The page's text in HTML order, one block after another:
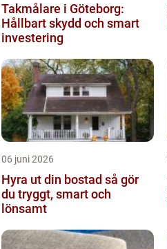
Takmålare i Göteborg:
Hållbart skydd och smart
investering
06 juni 2026
Hyra ut din bostad så gör
du tryggt, smart och
lönsamt